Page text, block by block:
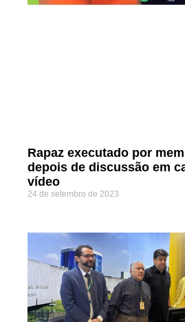
Rapaz executado por
depois de discussão em
vídeo
24 de setembro de 2023